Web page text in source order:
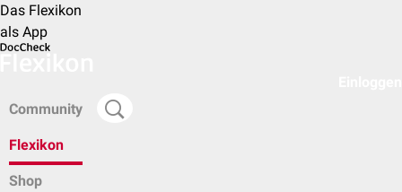
Das Flexikon
als App
Community
Flexikon
Shop